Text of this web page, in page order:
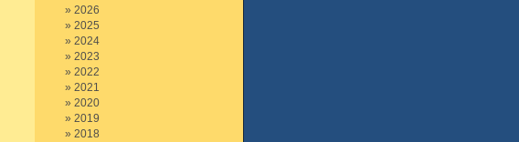
2026
2025
2024
2023
2022
2021
2020
2019
2018